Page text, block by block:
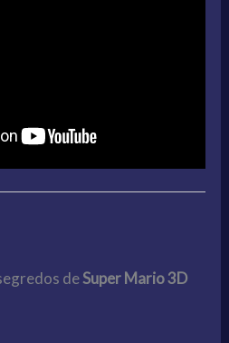
deSuper Mario 3D